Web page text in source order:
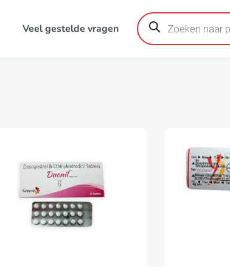
Veel gestelde vragen
Producten
zoeken